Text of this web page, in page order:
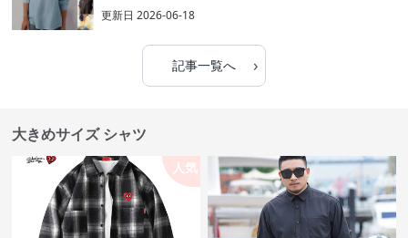
更新日2026-06-18
記事一覧へ ›
大きめサイズ シャツ
人気